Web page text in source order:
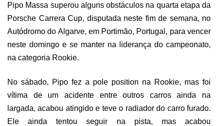
Pipo Massa superou alguns obstáculos na quarta etapa da
Porsche Carrera Cup, disputada neste fim de semana, no
Autódromo do Algarve, em Portimão, Portugal, para vencer
neste domingo e se manter na liderança do campeonato,
na categoria Rookie.
No sábado, Pipo fez a pole position na Rookie, mas foi
vítima de um acidente entre outros carros ainda na
largada, acabou atingido e teve o radiador do carro furado.
Ele ainda tentou seguir na pista, mas acabou